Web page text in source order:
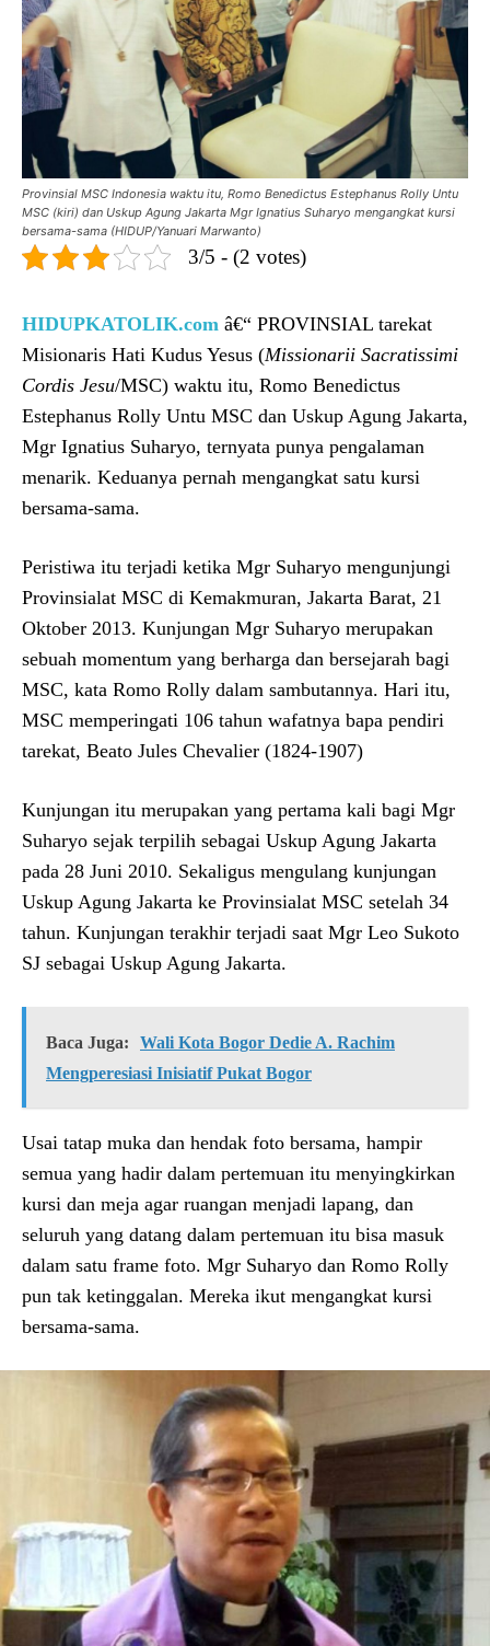
Provinsial MSC Indonesia waktu itu, Romo Benedictus Estephanus Rolly Untu
MSC (kiri) dan Uskup Agung Jakarta Mgr Ignatius Suharyo mengangkat kursi
bersama-sama (HIDUP/Yanuari Marwanto)
3/5 - (2 votes)
HIDUPKATOLIK.com â€“ PROVINSIAL tarekat
Misionaris Hati Kudus Yesus (Missionarii Sacratissimi
Cordis Jesu/MSC) waktu itu, Romo Benedictus
Estephanus Rolly Untu MSC dan Uskup Agung Jakarta,
Mgr Ignatius Suharyo, ternyata punya pengalaman
menarik. Keduanya pernah mengangkat satu kursi
bersama-sama.
Peristiwa itu terjadi ketika Mgr Suharyo mengunjungi
Provinsialat MSC di Kemakmuran, Jakarta Barat, 21
Oktober 2013. Kunjungan Mgr Suharyo merupakan
sebuah momentum yang berharga dan bersejarah bagi
MSC, kata Romo Rolly dalam sambutannya. Hari itu,
MSC memperingati 106 tahun wafatnya bapa pendiri
tarekat, Beato Jules Chevalier (1824-1907)
Kunjungan itu merupakan yang pertama kali bagi Mgr
Suharyo sejak terpilih sebagai Uskup Agung Jakarta
pada 28 Juni 2010. Sekaligus mengulang kunjungan
Uskup Agung Jakarta ke Provinsialat MSC setelah 34
tahun. Kunjungan terakhir terjadi saat Mgr Leo Sukoto
SJ sebagai Uskup Agung Jakarta.
Baca Juga:
Wali Kota Bogor Dedie A. Rachim
Mengperesiasi Inisiatif Pukat Bogor
Usai tatap muka dan hendak foto bersama, hampir
semua yang hadir dalam pertemuan itu menyingkirkan
kursi dan meja agar ruangan menjadi lapang, dan
seluruh yang datang dalam pertemuan itu bisa masuk
dalam satu frame foto. Mgr Suharyo dan Romo Rolly
pun tak ketinggalan. Mereka ikut mengangkat kursi
bersama-sama.